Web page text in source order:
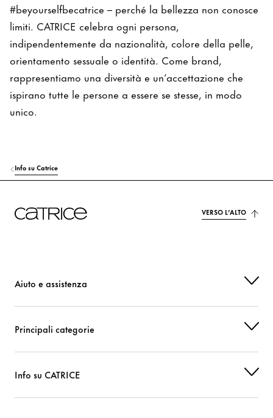
#beyourselfbecatrice – perché la bellezza non conosce
limiti. CATRICE celebra ogni persona,
indipendentemente da nazionalità, colore della pelle,
orientamento sessuale o identità. Come brand,
rappresentiamo una diversità e un’accettazione che
ispirano tutte le persone a essere se stesse, in modo
unico.
Info su Catrice
VERSO L’ALTO
Aiuto e assistenza
Principali categorie
Info su CATRICE